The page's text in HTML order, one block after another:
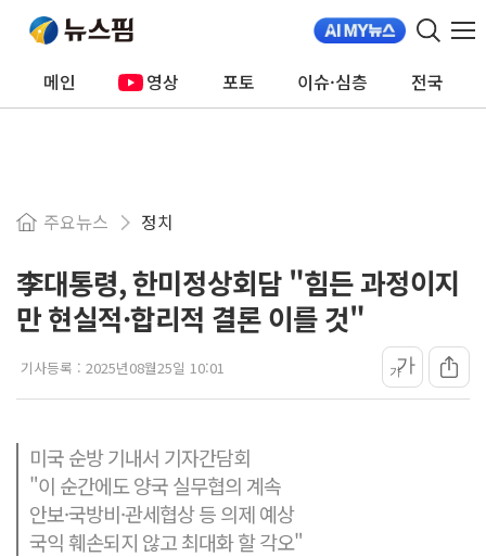
메인 영상 포토 이슈·심층 전국
주요뉴스 정치
李대통령, 한미정상회담 "힘든 과정이지
만 현실적·합리적 결론 이를 것"
기사등록 : 2025년08월25일 10:01 가가
미국 순방 기내서 기자간담회
"이 순간에도 양국 실무협의 계속
안보·국방비·관세협상 등 의제 예상
국익 훼손되지 않고 최대화 할 각오"